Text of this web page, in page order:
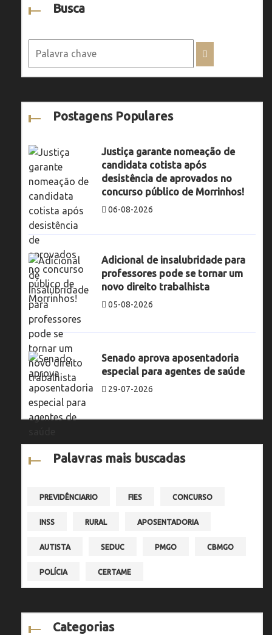
Busca
Postagens Populares
Justiça garante nomeação de
candidata cotista após
desistência de aprovados no
concurso público de Morrinhos!
06-08-2026
Adicional de insalubridade para
professores pode se tornar um
novo direito trabalhista
05-08-2026
Senado aprova aposentadoria
especial para agentes de saúde
29-07-2026
Palavras mais buscadas
PREVIDÊNCIARIO FIES CONCURSO
INSS RURAL APOSENTADORIA
AUTISTA SEDUC PMGO CBMGO
POLÍCIA CERTAME
Categorias